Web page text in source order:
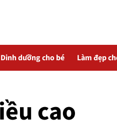
Dinh dưỡng cho bé Làm đẹp
cao